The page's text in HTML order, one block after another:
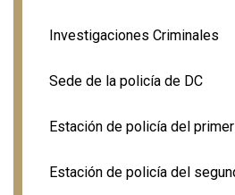
Investigaciones Criminales
Sede de la policía de DC
Estación de policía del
Estación de policía del